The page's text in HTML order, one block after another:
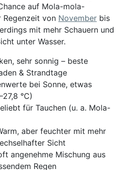
auf Mola-mola-
Regenzeit von November bis
mit mehr Schauern und
unter Wasser.
sehr sonnig – beste
& Strandtage
bei Sonne, etwas
°C)
für Tauchen (u. a. Mola-
aber feuchter mit mehr
Sicht
angenehme Mischung aus
Regen